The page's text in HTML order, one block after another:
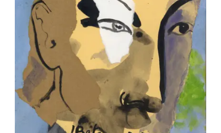
BETREMIEUX Laurent – Demain après-
midi